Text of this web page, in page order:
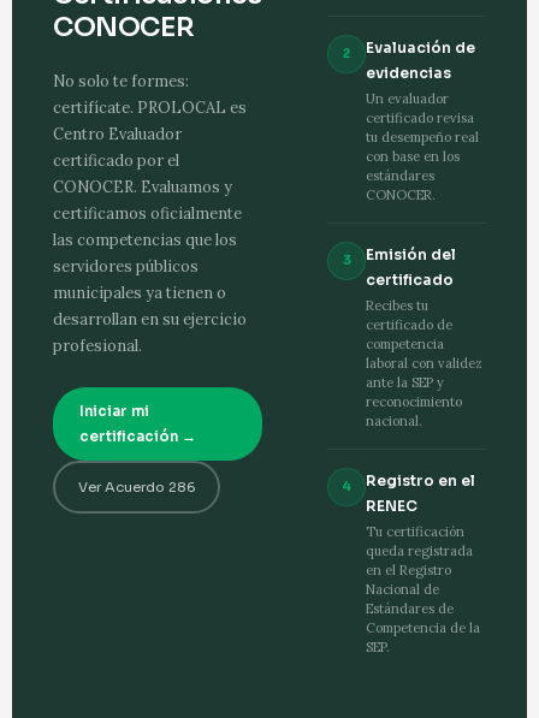
CONOCER
No solo te formes:
certifícate. PROLOCAL es
Centro Evaluador
certificado por el
CONOCER. Evaluamos y
certificamos oficialmente
las competencias que los
servidores públicos
municipales ya tienen o
desarrollan en su ejercicio
profesional.
Iniciar mi
certificación →
Ver Acuerdo 286
2
Evaluación de
evidencias
Un evaluador
certificado revisa
tu desempeño real
con base en los
estándares
CONOCER.
3
Emisión del
certificado
Recibes tu
certificado de
competencia
laboral con validez
ante la SEP y
reconocimiento
nacional.
4
Registro en el
RENEC
Tu certificación
queda registrada
en el Registro
Nacional de
Estándares de
Competencia de la
SEP.